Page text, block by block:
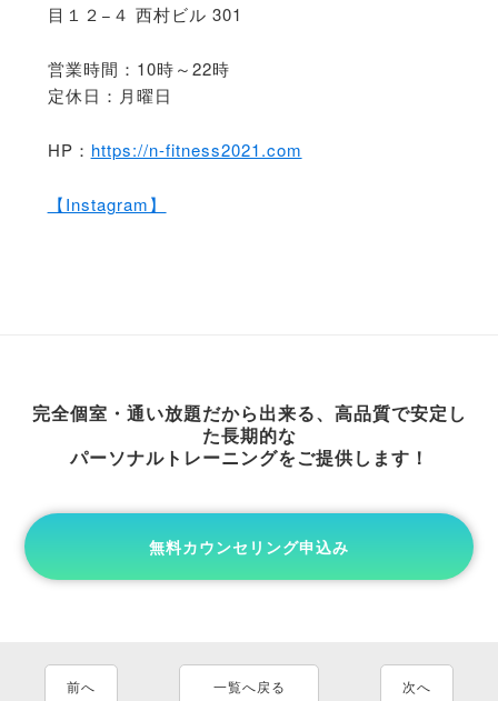
目１２−４ 西村ビル 301
営業時間：10時～22時
定休日：月曜日
HP： https://n-fitness2021.com
【Instagram】
完全個室・通い放題だから出来る、高品質で安定し
た長期的な
パーソナルトレーニングをご提供します！
無料カウンセリング申込み
前へ 一覧へ戻る 次へ